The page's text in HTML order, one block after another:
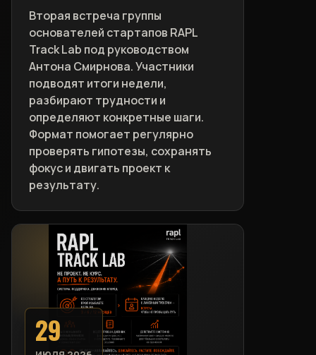
Вторая встреча группы
основателей стартапов RAPL
Track Lab под руководством
Антона Смирнова. Участники
подводят итоги недели,
разбирают трудности и
определяют конкретные шаги.
Формат помогает регулярно
проверять гипотезы, сохранять
фокус и двигать проект к
результату.
29